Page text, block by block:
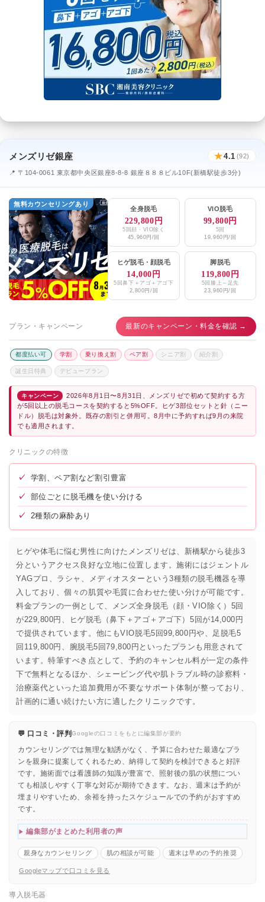
メンズリゼ銀座 ★4.1 (92)
📍 〒104-0061 東京都中央区銀座8-8-8 銀座８８８ビル10F(新橋駅徒歩3分)
無料カウンセリングあり
全身脱毛
229,800円
5回顔・VIO除く
45,960円/回
VIO脱毛
99,800円
5回
19,960円/回
ヒゲ脱毛・ 顔脱毛
14,000円
5回鼻下＋アゴ＋アゴ下
2,800円/回
脚脱毛
119,800円
5回膝上～足先
23,960円/回
プラン・キャンペーン 最新のキャンペーン・料金を確認 →
都度払い可 学割 乗り換え割 ペア割 シニア割 紹介割
誕生日特典 デビュープラン
キャンペーン
2026年8月1日〜8月31日、メンズリゼで初めて契約する方
が5回以上の脱毛コースを契約すると5%OFF。ヒゲ3部位セットと針（ニー
ドル）脱毛は対象外。既存の割引と併用可。8月中に予約すれば9月の来院
でも適用されます。
クリニックの特徴
✓ 学割、ペア割など割引豊富
✓ 部位ごとに脱毛機を使い分ける
✓ 2種類の麻酔あり
ヒゲや体毛に悩む男性に向けたメンズリゼは、新橋駅から徒歩3
分というアクセス良好な立地に位置します。施術にはジェントル
YAGプロ、ラシャ、メディオスターという3種類の脱毛機器を導
入しており、個々の肌質や毛質に合わせた使い分けが可能です。
料金プランの一例として、メンズ全身脱毛（顔・VIO除く）5回
が229,800円、ヒゲ脱毛（鼻下＋アゴ＋アゴ下）5回が14,000円
で提供されています。他にもVIO脱毛5回99,800円や、足脱毛5
回119,800円、腕脱毛5回79,800円といったプランも用意されて
います。特筆すべき点として、予約のキャンセル料が一定の条件
下で無料となるほか、シェービング代や肌トラブル時の診察料・
治療薬代といった追加費用が不要なサポート体制が整っており、
計画的に通い続けたい方に適したクリニックです。
💬 口コミ・評判Googleの口コミをもとに編集部が要約
カウンセリングでは無理な勧誘がなく、予算に合わせた最適なプラ
ンを親身に提案してくれるため、納得して契約を検討できると好評
です。施術面では看護師の知識が豊富で、照射後の肌の状態につい
ても相談しやすく丁寧な対応が期待できます。なお、週末は予約が
埋まりやすいため、余裕を持ったスケジュールでの予約がおすすめ
です。
編集部がまとめた利用者の声
親身なカウンセリング 肌の相談が可能 週末は早めの予約推奨
Googleマップで口コミを見る
導入脱毛器